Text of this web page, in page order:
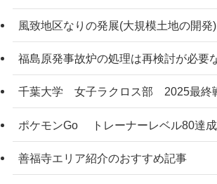
風致地区なりの発展(大規模土地の開発)
福島原発事故炉の処理は再検討が必
千葉大学 女子ラクロス部 2025最終
ポケモンGo トレーナーレベル80達成
善福寺エリア紹介のおすすめ記事